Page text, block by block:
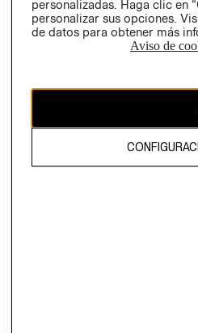
personalizadas. Haga clic en
personalizar sus opciones.
de datos para obtener más
Aviso de